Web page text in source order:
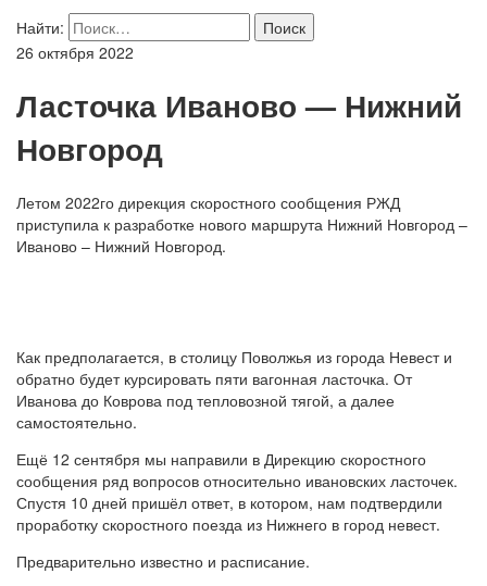
Найти:
26 октября 2022
Ласточка Иваново — Нижний
Новгород
Летом 2022го дирекция скоростного сообщения РЖД
приступила к разработке нового маршрута Нижний Новгород –
Иваново – Нижний Новгород.
Как предполагается, в столицу Поволжья из города Невест и
обратно будет курсировать пяти вагонная ласточка. От
Иванова до Коврова под тепловозной тягой, а далее
самостоятельно.
Ещё 12 сентября мы направили в Дирекцию скоростного
сообщения ряд вопросов относительно ивановских ласточек.
Спустя 10 дней пришёл ответ, в котором, нам подтвердили
проработку скоростного поезда из Нижнего в город невест.
Предварительно известно и расписание.